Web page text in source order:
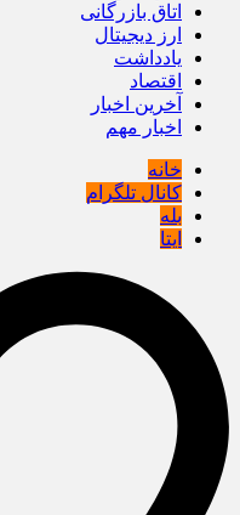
اتاق بازرگانی
ارز دیجیتال
یادداشت
اقتصاد
آخرین اخبار
اخبار مهم
خانه
کانال تلگرام
بله
ایتا